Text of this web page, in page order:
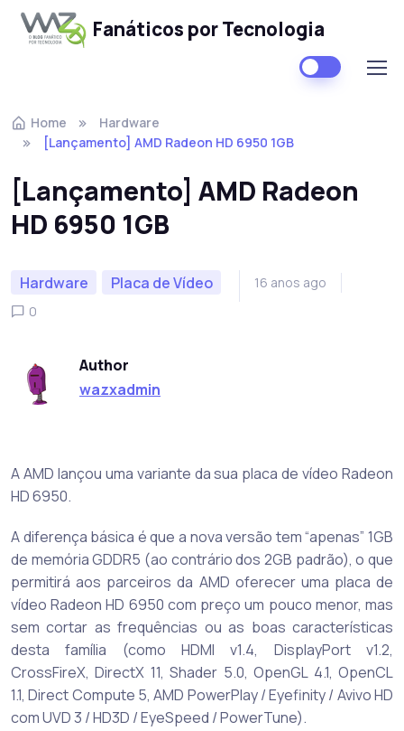
Fanáticos por Tecnologia
Home
Hardware
[Lançamento] AMD Radeon HD 6950 1GB
[Lançamento] AMD Radeon
HD 6950 1GB
Hardware Placa de Vídeo
16 anos ago
0
Author
wazxadmin
A AMD lançou uma variante da sua placa de vídeo Radeon
HD 6950.
A diferença básica é que a nova versão tem “apenas” 1GB
de memória GDDR5 (ao contrário dos 2GB padrão), o que
permitirá aos parceiros da AMD oferecer uma placa de
vídeo Radeon HD 6950 com preço um pouco menor, mas
sem cortar as frequências ou as boas características
desta família (como HDMI v1.4, DisplayPort v1.2,
CrossFireX, DirectX 11, Shader 5.0, OpenGL 4.1, OpenCL
1.1, Direct Compute 5, AMD PowerPlay / Eyefinity / Avivo HD
com UVD 3 / HD3D / EyeSpeed / PowerTune).